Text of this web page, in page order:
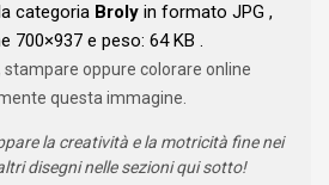
categoria Brolyin formato JPG ,
700×937 e peso: 64 KB .
stampare oppure colorare online
questa immagine.
la creatività e la motricità fine nei
disegni nelle sezioni qui sotto!